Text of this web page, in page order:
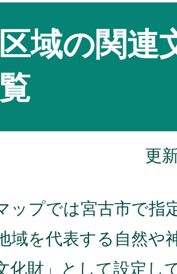
域の関連
更
ップでは宮古市で指
域を代表する自然や
化財」として設定し